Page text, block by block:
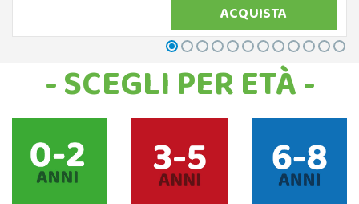
ACQUISTA
- SCEGLI PER ETÀ -